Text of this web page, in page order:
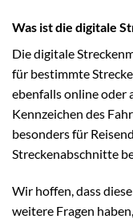
Was ist die digitale
Die digitale
für bestimmte
ebenfalls online oder
Kennzeichen des
besonders für
Streckenabschnitte
Wir hoffen, dass
weitere Fragen